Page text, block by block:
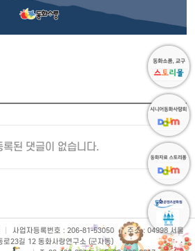
록된 댓글이 없습니다.
사업자등록번호 : 206-81-53050 |
주소 : 04998 서울
로23길 12 동화사랑연구소 (군자동)